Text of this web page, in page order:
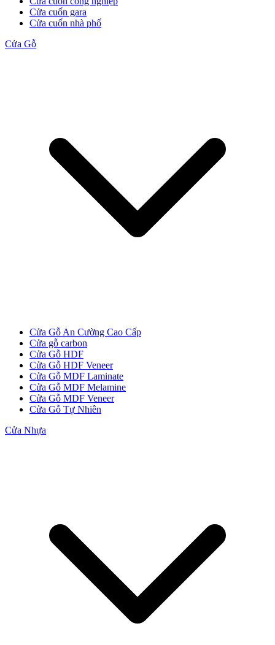
Đối Tác
Cửa cuốn gara
Cửa cuốn nhà phố
Cửa Gỗ
Cửa Gỗ An Cường Cao Cấp
Cửa gỗ carbon
Cửa Gỗ HDF
Cửa Gỗ HDF Veneer
Cửa Gỗ MDF Laminate
Cửa Gỗ MDF Melamine
Cửa Gỗ MDF Veneer
Cửa Gỗ Tự Nhiên
Cửa Nhựa